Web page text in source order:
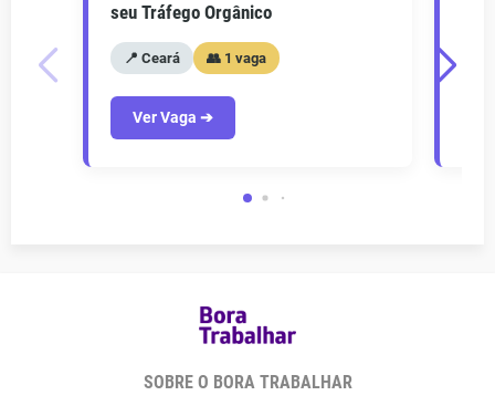
seu Tráfego Orgânico
📍 Ceará 👥 1 vaga
Ver Vaga ➔
SOBRE O BORA TRABALHAR